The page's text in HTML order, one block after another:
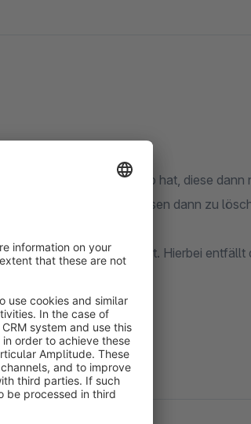
viele Artikel im Warenkorb hat, diese
einzeln anklicken um diesen dann zu
im Warenkorb integriert. Hierbei entfällt